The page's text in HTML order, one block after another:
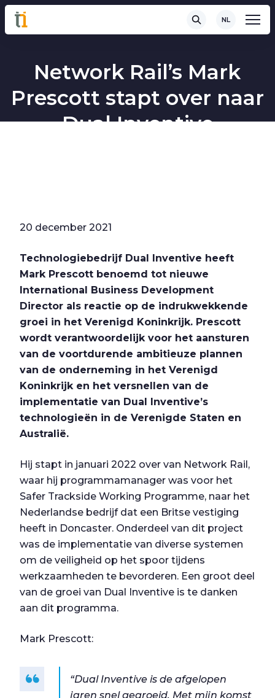
NL
Network Rail’s Mark
Prescott stapt over naar
Dual Inventive
20 december 2021
Technologiebedrijf Dual Inventive heeft
Mark Prescott benoemd tot nieuwe
International Business Development
Director als reactie op de indrukwekkende
groei in het Verenigd Koninkrijk. Prescott
wordt verantwoordelijk voor het aansturen
van de voortdurende ambitieuze plannen
van de onderneming in het Verenigd
Koninkrijk en het versnellen van de
implementatie van Dual Inventive’s
technologieën in de Verenigde Staten en
Australië.
Hij stapt in januari 2022 over van Network Rail,
waar hij programmamanager was voor het
Safer Trackside Working Programme, naar het
Nederlandse bedrijf dat een Britse vestiging
heeft in Doncaster. Onderdeel van dit project
was de implementatie van diverse systemen
om de veiligheid op het spoor tijdens
werkzaamheden te bevorderen. Een groot deel
van de groei van Dual Inventive is te danken
aan dit programma.
Mark Prescott:
“Dual Inventive is de afgelopen
jaren snel gegroeid. Met mijn komst